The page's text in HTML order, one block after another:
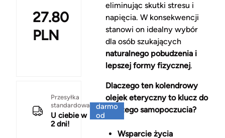
27.80
PLN
Przesyłka
standardowa
U ciebie w
2 dni!
darmo
od
eliminując skutki stresu i
napięcia. W konsekwencji
stanowi on idealny wybór
dla osób szukających
naturalnego pobudzenia i
lepszej formy fizycznej.
Dlaczego ten kolendrowy
olejek eteryczny to klucz do
lepszego samopoczucia?
Wsparcie życia